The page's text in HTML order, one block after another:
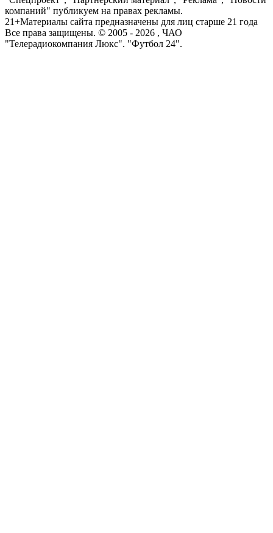
компаний" публикуем на правах рекламы.
21+Материалы сайта предназначены для лиц старше 21 года
Все права защищены. © 2005 - 2026 , ЧАО
"Телерадиокомпания Люкс". "Футбол 24".